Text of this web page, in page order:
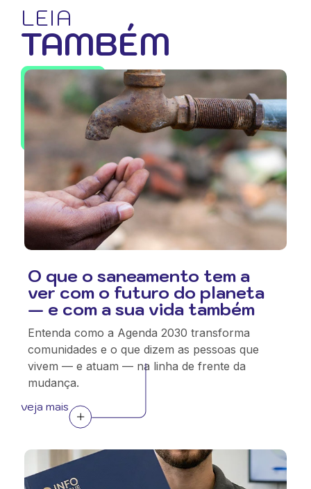
LEIA
TAMBÉM
O que o saneamento tem a
ver com o futuro do planeta
— e com a sua vida também
Entenda como a Agenda 2030 transforma
comunidades e o que dizem as pessoas que
vivem — e atuam — na linha de frente da
mudança.
veja mais